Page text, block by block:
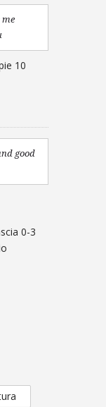
me
10
good
0-3